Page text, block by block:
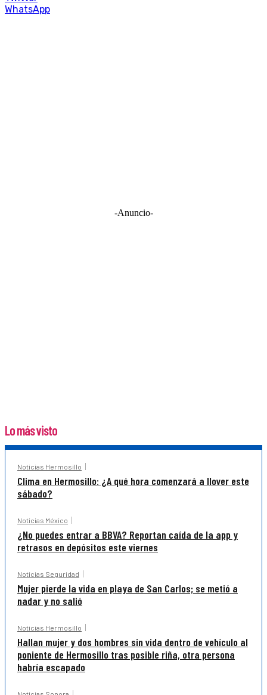
WhatsApp
-Anuncio-
Lo más visto
Noticias Hermosillo
Clima en Hermosillo: ¿A qué hora comenzará a llover este
sábado?
Noticias México
¿No puedes entrar a BBVA? Reportan caída de la app y
retrasos en depósitos este viernes
Noticias Seguridad
Mujer pierde la vida en playa de San Carlos; se metió a
nadar y no salió
Noticias Hermosillo
Hallan mujer y dos hombres sin vida dentro de vehículo al
poniente de Hermosillo tras posible riña, otra persona
habría escapado